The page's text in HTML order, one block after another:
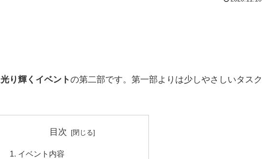
光り輝くイベントの第二部です。第一部よりは少しやさしいタスク
目次
イベント内容